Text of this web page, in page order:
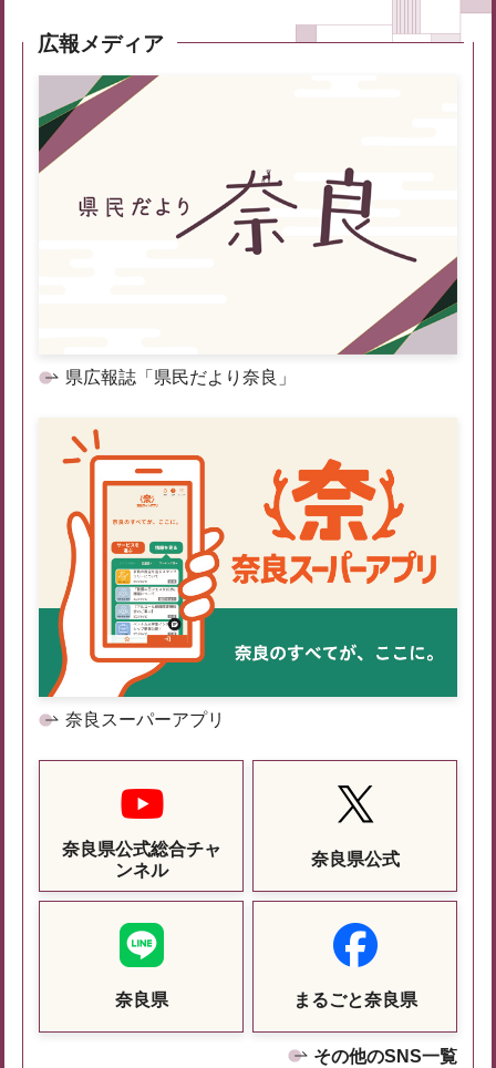
広報メディア
県広報誌「県民だより奈良」
奈良スーパーアプリ
奈良県公式総合チャ
ンネル
奈良県公式
奈良県 まるごと奈良県
その他のSNS一覧